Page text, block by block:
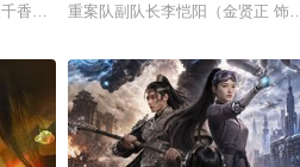
新人，凭借自己不懈的努力和敏锐的市场
香百媚》。海陨至，建木现，得建木之
重案队副队长李恺阳（金贤正 饰